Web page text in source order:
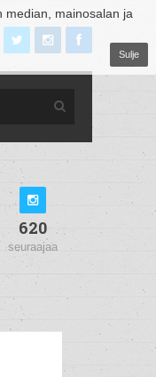
median, mainosalan ja
Sulje
620
seuraajaa